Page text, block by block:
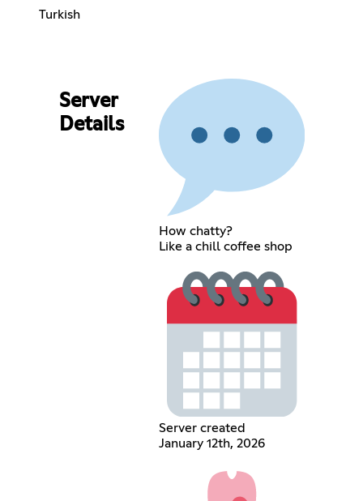
Turkish
Server
Details
How chatty?
Like a chill coffee shop
Server created
January 12th, 2026